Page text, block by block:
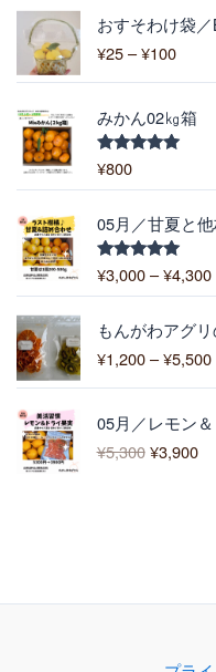
0
おすそわけ袋／
¥25 –¥100
価
格
帯
:
¥
2
5
1
0
0
みかん02㎏箱
5段階中
¥800
05月／甘夏と
5段階中
5.00
¥3,000 –¥4,300:
,
0
もんがわアグ
¥1,200 –¥5,500帯
:
1
05月／レモン
¥5,300
元
の
価
3
¥3,900
現
在
の
,